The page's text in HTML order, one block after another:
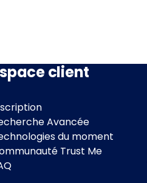
client
Avancée
du moment
Trust Me